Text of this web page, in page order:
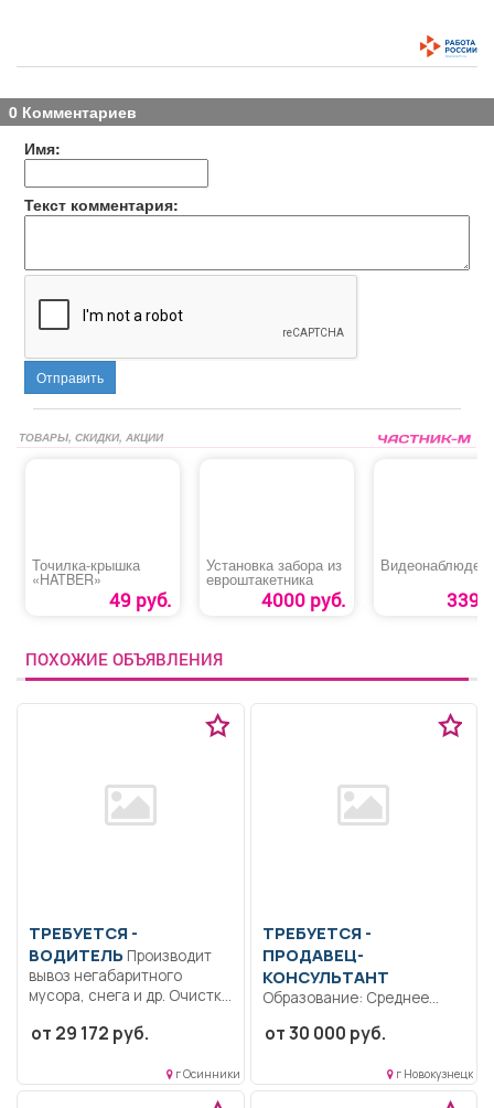
0 Комментариев
Имя:
Текст комментария:
Отправить
ТОВАРЫ, СКИДКИ, АКЦИИ
Точилка-крышка
«HATBER»
49 руб.
Установка забора из
евроштакетника
4000 руб. 339
ПОХОЖИЕ ОБЪЯВЛЕНИЯ
ТРЕБУЕТСЯ -
ВОДИТЕЛЬ
вывоз негабаритного
мусора, снега и др. Очистка
от 29 172 руб.
г Осинники
ТРЕБУЕТСЯ -
ПРОДАВЕЦ-
КОНСУЛЬТАНТ
Образование: Среднее
образование.
радиоэлектроника. Знание
основ работы...
от 30 000 руб.
г Новокузнецк